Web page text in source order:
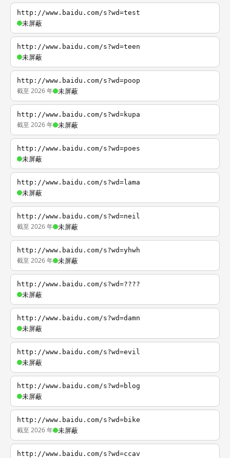
http://www.baidu.com/s?wd=test
未屏蔽
http://www.baidu.com/s?wd=teen
未屏蔽
http://www.baidu.com/s?wd=poop
截至 2026 年 未屏蔽
http://www.baidu.com/s?wd=kupa
截至 2026 年 未屏蔽
http://www.baidu.com/s?wd=poes
未屏蔽
http://www.baidu.com/s?wd=lama
未屏蔽
http://www.baidu.com/s?wd=neil
截至 2026 年 未屏蔽
http://www.baidu.com/s?wd=yhwh
截至 2026 年 未屏蔽
http://www.baidu.com/s?wd=????
未屏蔽
http://www.baidu.com/s?wd=damn
未屏蔽
http://www.baidu.com/s?wd=evil
未屏蔽
http://www.baidu.com/s?wd=blog
未屏蔽
http://www.baidu.com/s?wd=bike
截至 2026 年 未屏蔽
http://www.baidu.com/s?wd=ccav